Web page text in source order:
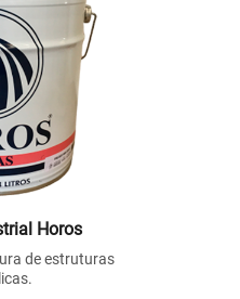
Horos
de estruturas